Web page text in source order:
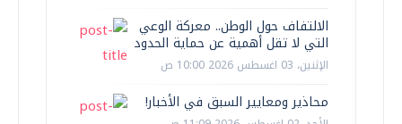
الالتفاف حول الوطن.. معركة الوعي
التي لا تقل أهمية عن حماية الحدود
الإثنين، 03 اغسطس 2026 10:00 ص
محاذير ومعايير السبق في الأخبار!